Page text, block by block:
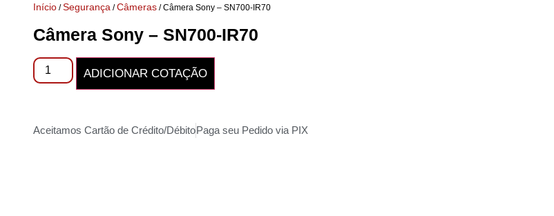
Início /Segurança /Câmeras / Câmera Sony – SN700-IR70
Câmera Sony – SN700-IR70
ADICIONAR COTAÇÃO
Aceitamos Cartão de Crédito/DébitoPaga seu Pedido via PIX